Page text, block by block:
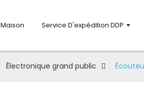
Maison Service D'expédition DDP
Électronique grand public